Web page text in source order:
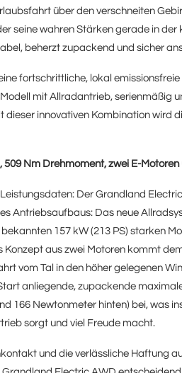
über den verschneiten
seine wahren Stärken gerade in
beherzt zupackend und sicher
fortschrittliche, lokal
mit Allradantrieb, serienmäßig
dieser innovativen Kombination wird
509 Nm Drehmoment, zwei E-
Der Grandland
Antriebsaufbaus: Das neue
bekannten 157 kW (213 PS) starken
Konzept aus zwei Motoren kommt
vom Tal in den höher gelegenen
anliegende, zupackende
166 Newtonmeter hinten) bei, was
sorgt und viel Freude macht.
und die verlässliche Haftung